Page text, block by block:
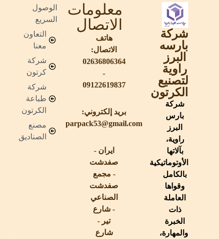
شركة
بارسه
البرز
راوية
لتصنيع
الكرتون
شركة
بارس
البرز
راوية،
بآلاتها
الأوتوماتيكية
بالكامل
وقواها
العاملة
ذات
الخبرة
والمهارة،
معلومات
الاتصال
هاتف
الاتصال:
02636806364
-
09122619837
بريد إلكتروني:
parpack53@gmail.com
ایران -
صفدشت
- مجمع
صفدشت
الصناعي
- شارع
تير -
شارع
الوصول
السريع
التعاون
معنا
شركة
كرتون
شركة
طباعة
الكرتون
مصنع
الصناديق